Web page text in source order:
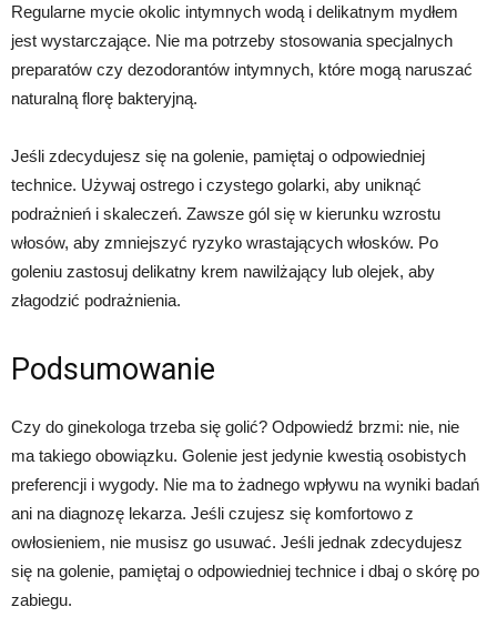
Regularne mycie okolic intymnych wodą i delikatnym mydłem
jest wystarczające. Nie ma potrzeby stosowania specjalnych
preparatów czy dezodorantów intymnych, które mogą naruszać
naturalną florę bakteryjną.
Jeśli zdecydujesz się na golenie, pamiętaj o odpowiedniej
technice. Używaj ostrego i czystego golarki, aby uniknąć
podrażnień i skaleczeń. Zawsze gól się w kierunku wzrostu
włosów, aby zmniejszyć ryzyko wrastających włosków. Po
goleniu zastosuj delikatny krem nawilżający lub olejek, aby
złagodzić podrażnienia.
Podsumowanie
Czy do ginekologa trzeba się golić? Odpowiedź brzmi: nie, nie
ma takiego obowiązku. Golenie jest jedynie kwestią osobistych
preferencji i wygody. Nie ma to żadnego wpływu na wyniki badań
ani na diagnozę lekarza. Jeśli czujesz się komfortowo z
owłosieniem, nie musisz go usuwać. Jeśli jednak zdecydujesz
się na golenie, pamiętaj o odpowiedniej technice i dbaj o skórę po
zabiegu.